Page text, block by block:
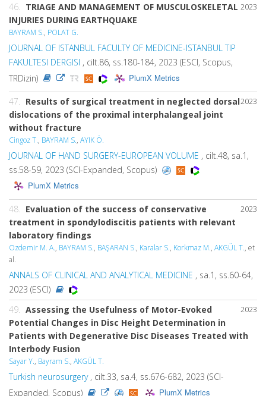
2023
46.
TRIAGE AND MANAGEMENT OF MUSCULOSKELETAL
INJURIES DURING EARTHQUAKE
BAYRAM S., POLAT G.
JOURNAL OF ISTANBUL FACULTY OF MEDICINE-ISTANBUL TIP
FAKULTESI DERGISI , cilt.86, ss.180-184, 2023 (ESCI, Scopus,
TRDizin)
PlumX Metrics
2023
47.
Results of surgical treatment in neglected dorsal
dislocations of the proximal interphalangeal joint
without fracture
Cingoz T., BAYRAM S., AYIK Ö.
JOURNAL OF HAND SURGERY-EUROPEAN VOLUME , cilt.48, sa.1,
ss.58-59, 2023 (SCI-Expanded, Scopus)
PlumX Metrics
2023
48.
Evaluation of the success of conservative
treatment in spondylodiscitis patients with relevant
laboratory findings
Ozdemir M. A., BAYRAM S., BAŞARAN S., Karalar S., Korkmaz M., AKGÜL T., et
al.
ANNALS OF CLINICAL AND ANALYTICAL MEDICINE , sa.1, ss.60-64,
2023 (ESCI)
2023
49.
Assessing the Usefulness of Motor-Evoked
Potential Changes in Disc Height Determination in
Patients with Degenerative Disc Diseases Treated with
Interbody Fusion
Sayar Y., Bayram S., AKGÜL T.
Turkish neurosurgery, cilt.33, sa.4, ss.676-682, 2023 (SCI-
Expanded, Scopus)
PlumX Metrics